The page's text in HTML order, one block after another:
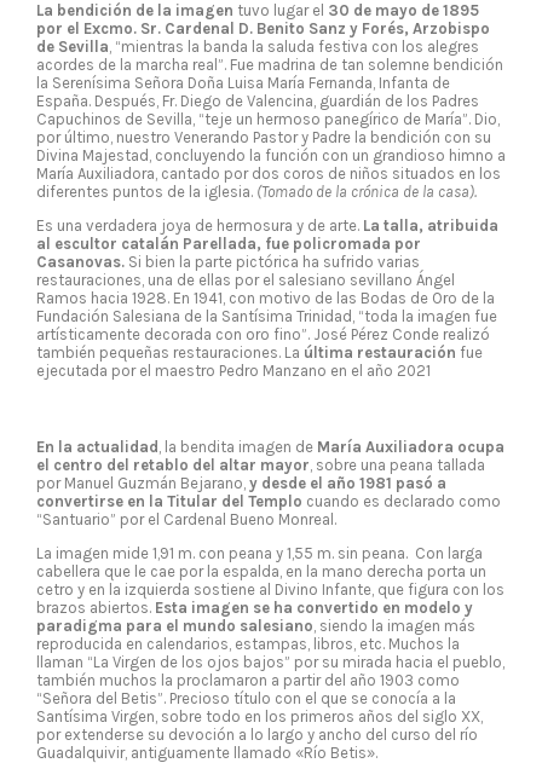
La bendición de la imagen tuvo lugar el 30 de mayo de 1895
por el Excmo. Sr. Cardenal D. Benito Sanz y Forés, Arzobispo
de Sevilla, “mientras la banda la saluda festiva con los alegres
acordes de la marcha real”. Fue madrina de tan solemne bendición
la Serenísima Señora Doña Luisa María Fernanda, Infanta de
España. Después, Fr. Diego de Valencina, guardián de los Padres
Capuchinos de Sevilla, “teje un hermoso panegírico de María”. Dio,
por último, nuestro Venerando Pastor y Padre la bendición con su
Divina Majestad, concluyendo la función con un grandioso himno a
María Auxiliadora, cantado por dos coros de niños situados en los
diferentes puntos de la iglesia. (Tomado de la crónica de la casa).
Es una verdadera joya de hermosura y de arte. La talla, atribuida
al escultor catalán Parellada, fue policromada por
Casanovas.Si bien la parte pictórica ha sufrido varias
restauraciones, una de ellas por el salesiano sevillano Ángel
Ramos hacia 1928. En 1941, con motivo de las Bodas de Oro de la
Fundación Salesiana de la Santísima Trinidad, “toda la imagen fue
artísticamente decorada con oro fino”. José Pérez Conde realizó
también pequeñas restauraciones. La última restauración fue
ejecutada por el maestro Pedro Manzano en el año 2021
En la actualidad , la bendita imagen de María Auxiliadora ocupa
el centro del retablo del altar mayor, sobre una peana tallada
por Manuel Guzmán Bejarano, y desde el año 1981 pasó a
convertirse en la Titular del Templo cuando es declarado como
“Santuario” por el Cardenal Bueno Monreal.
La imagen mide 1,91 m. con peana y 1,55 m. sin peana. Con larga
cabellera que le cae por la espalda, en la mano derecha porta un
cetro y en la izquierda sostiene al Divino Infante, que figura con los
brazos abiertos. Esta imagen se ha convertido en modelo y
paradigma para el mundo salesiano, siendo la imagen más
reproducida en calendarios, estampas, libros, etc. Muchos la
llaman “La Virgen de los ojos bajos” por su mirada hacia el pueblo,
también muchos la proclamaron a partir del año 1903 como
“Señora del Betis”. Precioso título con el que se conocía a la
Santísima Virgen, sobre todo en los primeros años del siglo XX,
por extenderse su devoción a lo largo y ancho del curso del río
Guadalquivir, antiguamente llamado «Río Betis».